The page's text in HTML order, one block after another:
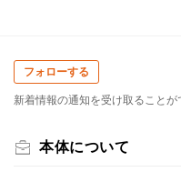
フォローする
新着情報の通知を受け取ることが
本体について